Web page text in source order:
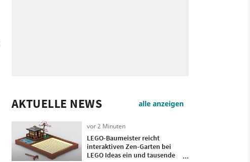
AKTUELLE NEWS alle anzeigen
vor 2 Minuten
LEGO-Baumeister reicht
interaktiven Zen-Garten bei
LEGO Ideas ein und tausende